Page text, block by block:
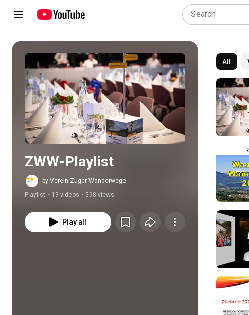
Play all
ZWW-Playlist
by Verein Zuger Wanderwege
Playlist • 19 videos • 598 views
Play all
All